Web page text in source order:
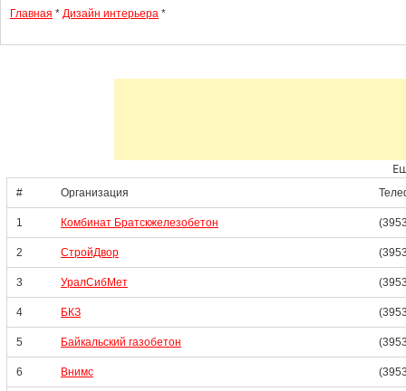
Главная * Дизайн интерьера *
# Организация
1 Комбинат Братскжелезобетон
2 СтройДвор
3 УралСибМет
4 БКЗ
5 Байкальский газобетон
6 Внимс